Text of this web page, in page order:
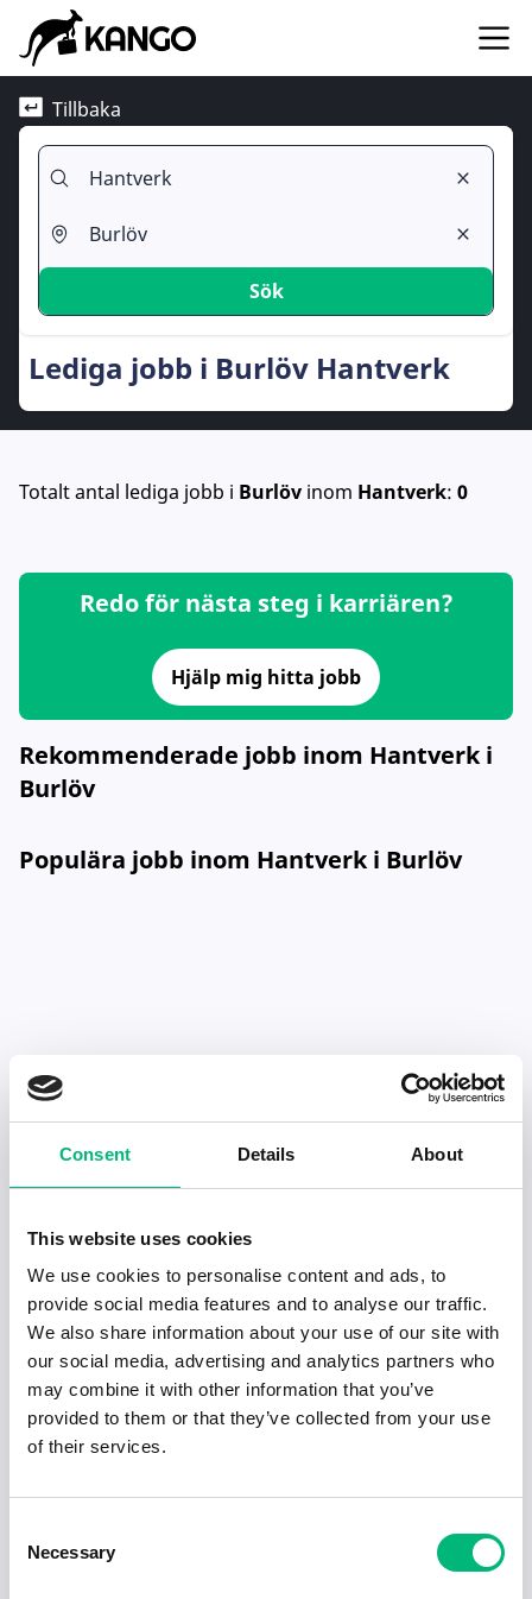
Consent Details About
This website uses cookies
We use cookies to personalise content and ads, to
provide social media features and to analyse our traffic.
We also share information about your use of our site with
our social media, advertising and analytics partners who
may combine it with other information that you’ve
provided to them or that they’ve collected from your use
of their services.
Selection
Necessary
Tillbaka
Sök
Lediga jobb i Burlöv Hantverk
Totalt antal lediga jobb i Burlöv inom Hantverk: 0
Redo för nästa steg i karriären?
Hjälp mig hitta jobb
Rekommenderade jobb inom Hantverk i
Burlöv
Populära jobb inom Hantverk i Burlöv
Senaste publiceringarna i Jobbnytt
Visa fler artiklar
2025-02-20